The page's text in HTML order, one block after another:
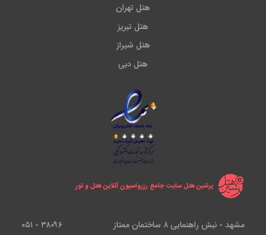
هتل تهران
هتل تبریز
هتل شیراز
هتل دبی
پرشین هتل سایت جامع رزرواسیون آنلاین هتل و تور
مشهد - نبش راهنمایی ۸ ساختمان ممتاز
۳۸۰۹۶ - ۰۵۱